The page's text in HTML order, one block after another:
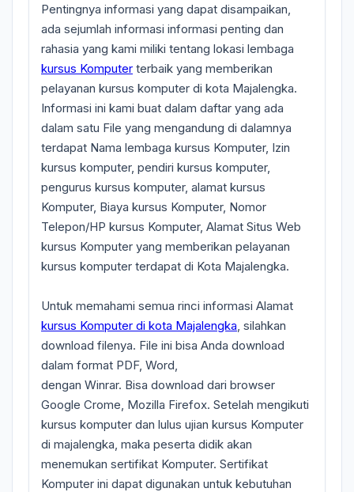
Pentingnya informasi yang dapat disampaikan,
ada sejumlah informasi informasi penting dan
rahasia yang kami miliki tentang lokasi lembaga
kursus Komputer terbaik yang memberikan
pelayanan kursus komputer di kota Majalengka.
Informasi ini kami buat dalam daftar yang ada
dalam satu File yang mengandung di dalamnya
terdapat Nama lembaga kursus Komputer, Izin
kursus komputer, pendiri kursus komputer,
pengurus kursus komputer, alamat kursus
Komputer, Biaya kursus Komputer, Nomor
Telepon/HP kursus Komputer, Alamat Situs Web
kursus Komputer yang memberikan pelayanan
kursus komputer terdapat di Kota Majalengka.
Untuk memahami semua rinci informasi Alamat
kursus Komputer di kota Majalengka , silahkan
download filenya. File ini bisa Anda download
dalam format PDF, Word,
dengan Winrar. Bisa download dari browser
Google Crome, Mozilla Firefox. Setelah mengikuti
kursus komputer dan lulus ujian kursus Komputer
di majalengka, maka peserta didik akan
menemukan sertifikat Komputer. Sertifikat
Komputer ini dapat digunakan untuk kebutuhan